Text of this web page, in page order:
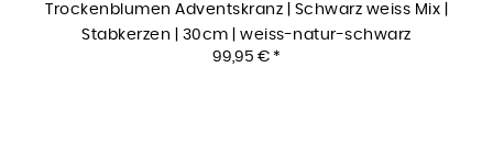
Trockenblumen Adventskranz | Schwarz weiss Mix |
Stabkerzen | 30cm | weiss-natur-schwarz
99,95 € *